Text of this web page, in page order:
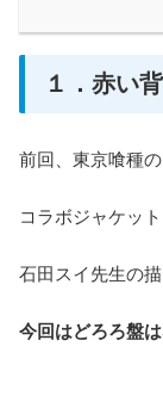
１．赤い
前回、東京喰種
コラボジャケッ
石田スイ先生の
今回はどろろ盤